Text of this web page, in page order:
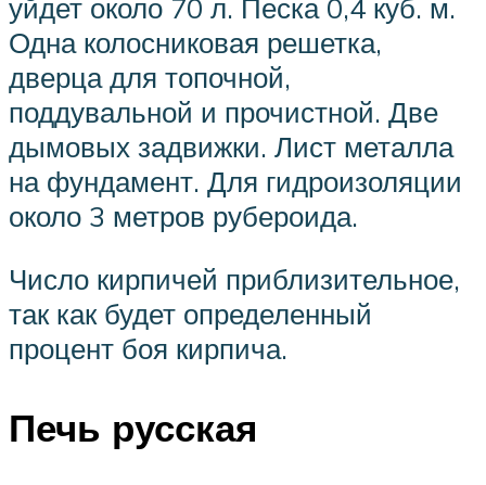
уйдет около 70 л. Песка 0,4 куб. м.
Одна колосниковая решетка,
дверца для топочной,
поддувальной и прочистной. Две
дымовых задвижки. Лист металла
на фундамент. Для гидроизоляции
около 3 метров рубероида.
Число кирпичей приблизительное,
так как будет определенный
процент боя кирпича.
Печь русская